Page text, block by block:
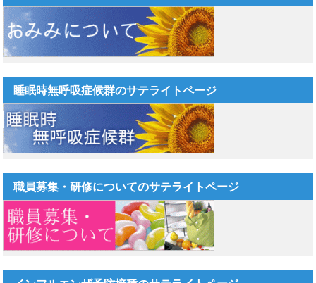
睡眠時無呼吸症候群のサテライトページ
職員募集・研修についてのサテライトページ